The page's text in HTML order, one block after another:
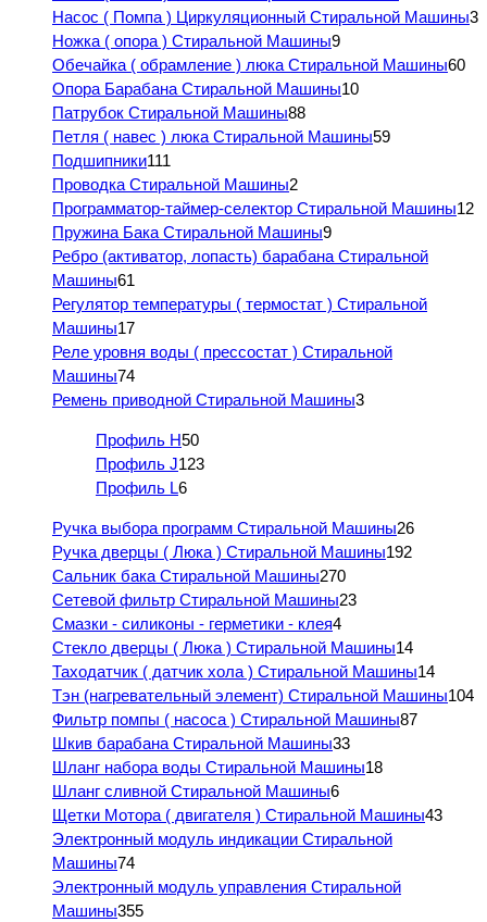
Насос ( Помпа ) Циркуляционный Стиральной Машины3
Ножка ( опора ) Стиральной Машины9
Обечайка ( обрамление ) люка Стиральной Машины60
Опора Барабана Стиральной Машины10
Патрубок Стиральной Машины88
Петля ( навес ) люка Стиральной Машины59
Подшипники111
Проводка Стиральной Машины2
Программатор-таймер-селектор Стиральной Машины12
Пружина Бака Стиральной Машины9
Ребро (активатор, лопасть) барабана Стиральной
Машины61
Регулятор температуры ( термостат ) Стиральной
Машины17
Реле уровня воды ( прессостат ) Стиральной
Машины74
Ремень приводной Стиральной Машины3
Профиль H50
Профиль J123
Профиль L6
Ручка выбора программ Стиральной Машины26
Ручка дверцы ( Люка ) Стиральной Машины192
Сальник бака Стиральной Машины270
Сетевой фильтр Стиральной Машины23
Смазки - силиконы - герметики - клея4
Стекло дверцы ( Люка ) Стиральной Машины14
Таходатчик ( датчик хола ) Стиральной Машины14
Тэн (нагревательный элемент) Стиральной Машины104
Фильтр помпы ( насоса ) Стиральной Машины87
Шкив барабана Стиральной Машины33
Шланг набора воды Стиральной Машины18
Шланг сливной Стиральной Машины6
Щетки Мотора ( двигателя ) Стиральной Машины43
Электронный модуль индикации Стиральной
Машины74
Электронный модуль управления Стиральной
Машины355